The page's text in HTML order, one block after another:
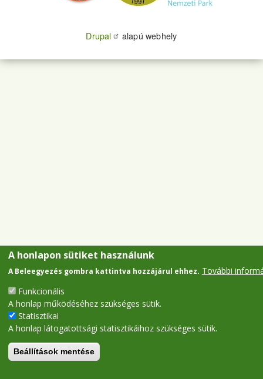
Drupal alapú webhely
A honlapon sütiket használunk
A Beleegyezés gombra kattintva hozzájárul ehhez. További
Funkcionális
A honlap működéséhez szükséges sütik.
Statisztikai
A honlap látogatottsági statisztikáihoz szükséges sütik.
Beállítások mentése